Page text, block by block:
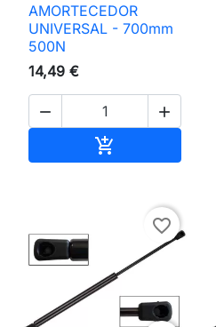
AMORTECEDOR
UNIVERSAL - 700mm
500N
14,49 €
 

favorite_border